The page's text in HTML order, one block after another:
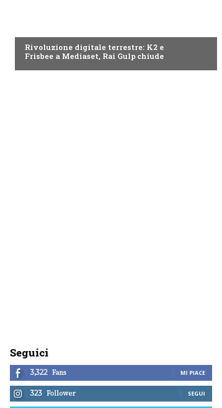
Rivoluzione digitale terrestre: K2 e
Frisbee a Mediaset, Rai Gulp chiude
Seguici
3,322 Fans MI PIACE
323 Follower SEGUI